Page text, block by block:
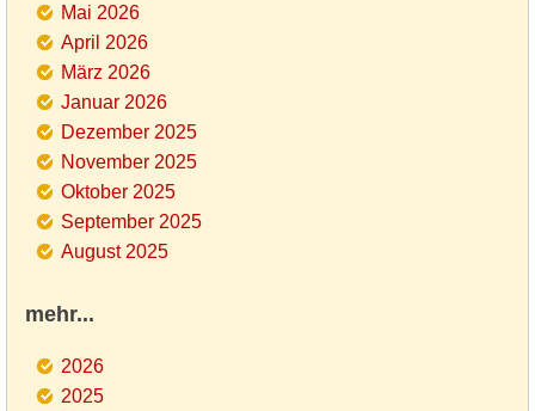
Mai 2026
April 2026
März 2026
Januar 2026
Dezember 2025
November 2025
Oktober 2025
September 2025
August 2025
mehr...
2026
2025